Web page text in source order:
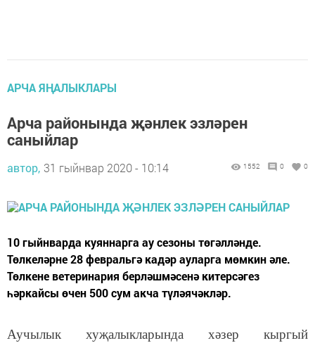
АРЧА ЯҢАЛЫКЛАРЫ
Арча районында җәнлек эзләрен
саныйлар
автор, 31 гыйнвар 2020 - 10:14 1552 0 0
10 гыйнварда куяннарга ау сезоны төгәлләнде.
Төлкеләрне 28 февральгә кадәр ауларга мөмкин әле.
Төлкене ветеринария берләшмәсенә китерсәгез
һәркайсы өчен 500 сум акча түләячәкләр.
Аучылык хуҗалыкларында хәзер кыргый